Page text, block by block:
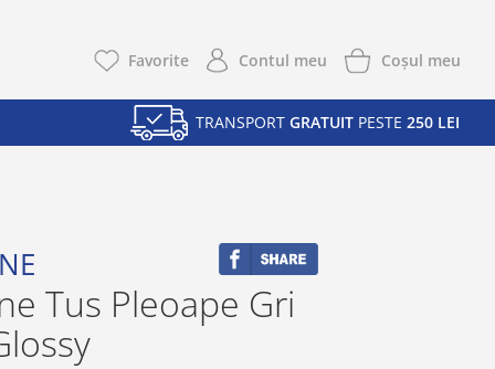
Favorite Contul meu Coşul meu
TRANSPORT GRATUIT PESTE 250 LEI
Tus Pleoape Gri